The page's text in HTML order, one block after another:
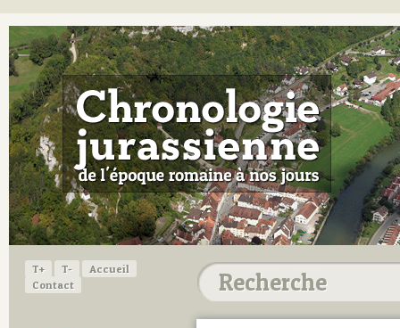
T+ T-
Accueil
Contact